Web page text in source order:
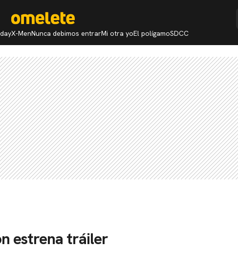
X-MenNunca debimos entrarMi otra yoEl polígamoSDCC
estrena tráiler